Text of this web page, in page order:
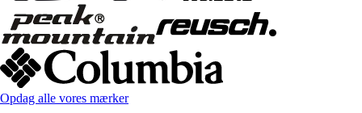
Opdag alle vores mærker